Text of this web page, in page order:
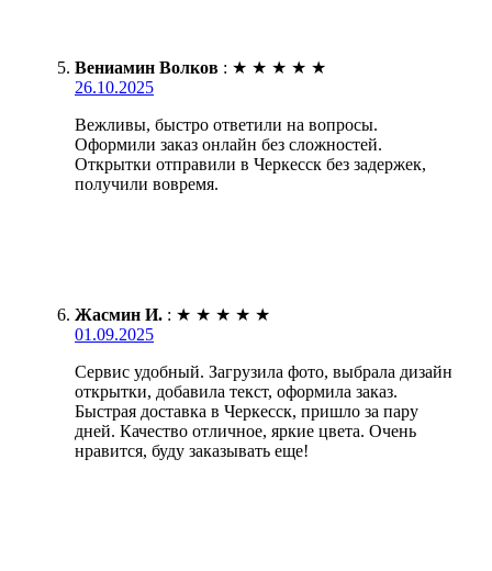
Вениамин Волков : ★ ★ ★ ★ ★
26.10.2025
Вежливы, быстро ответили на вопросы.
Оформили заказ онлайн без сложностей.
Открытки отправили в Черкесск без задержек,
получили вовремя.
Жасмин И. : ★ ★ ★ ★ ★
01.09.2025
Сервис удобный. Загрузила фото, выбрала дизайн
открытки, добавила текст, оформила заказ.
Быстрая доставка в Черкесск, пришло за пару
дней. Качество отличное, яркие цвета. Очень
нравится, буду заказывать еще!